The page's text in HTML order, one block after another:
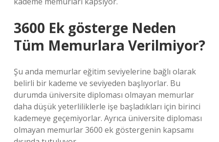
3600 Ek gösterge Neden
Tüm Memurlara Verilmiyor?
Şu anda memurlar eğitim seviyelerine bağlı olarak
belirli bir kademe ve seviyeden başlıyorlar. Bu
durumda üniversite diploması olmayan memurlar
daha düşük yeterliliklerle işe başladıkları için birinci
kademeye geçemiyorlar. Ayrıca üniversite diploması
olmayan memurlar 3600 ek göstergenin kapsamı